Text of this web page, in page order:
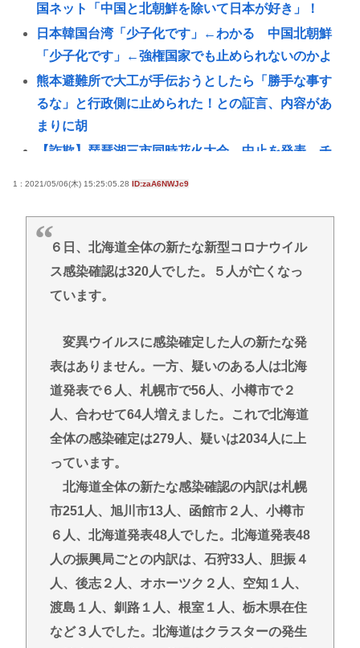
国ネット「中国と北朝鮮を除いて日本が好き」！
日本韓国台湾「少子化です」←わかる 中国北朝鮮
「少子化です」←強権国家でも止められないのかよ
熊本避難所で大工が手伝おうとしたら「勝手な事す
るな」と行政側に止められた！との証言、内容があ
まりに胡
【詐欺】琵琶湖三市同時花火大会、中止を発表…チ
国ネット「信じられない」「要求した審判もおかし
い」
うつ病が治って復職できたらマッマと旅行に行きた
出せ。そいつが負けたら滅ぼす」👈誰を出す？
【安倍朗報】よく考えたら日本中を焦土にしたアメ
リカと戦後友好関係築いてるのって奇跡だよな
【週刊フジ】減税反対結構 ならば石破と河野は離
党してケジメをつけろ
【岡山】ネット販売で捕まった男、シャインマスカ
ット盗難の手口
「そば（うどん）+いなり寿司」ってセットをあまり
食わなくなった理由。
ラーメン二郎「もう食わない？ さっきは食べれるっ
て言ったじゃねーか！」（ヽ´ん`）「」 反論できる？
昔のおまいら「マクドはクソ！モスバーガー最高
や！」👈この風潮はもう無くなった？
1 : 2021/05/06(木) 15:25:05.28 ID:zaA6NWJc9
６日、北海道全体の新たな新型コロナウイル
ス感染確認は320人でした。５人が亡くなっ
ています。
変異ウイルスに感染確定した人の新たな発
表はありません。一方、疑いのある人は北海
道発表で６人、札幌市で56人、小樽市で２
人、合わせて64人増えました。これで北海道
全体の感染確定は279人、疑いは2034人に上
っています。
北海道全体の新たな感染確認の内訳は札幌
市251人、旭川市13人、函館市２人、小樽市
６人、北海道発表48人でした。北海道発表48
人の振興局ごとの内訳は、石狩33人、胆振４
人、後志２人、オホーツク２人、空知１人、
渡島１人、釧路１人、根室１人、栃木県在住
など３人でした。北海道はクラスターの発生